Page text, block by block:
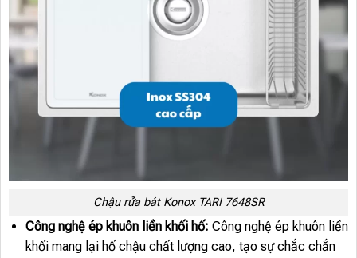
Chậu rửa bát Konox TARI 7648SR
Công nghệ ép khuôn liền khối hố: Công nghệ ép khuôn liền
khối mang lại hố chậu chất lượng cao, tạo sự chắc chắn